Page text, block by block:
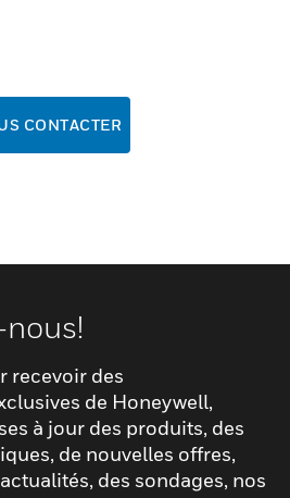
CONTACTER
recevoir des
de Honeywell,
à jour des produits, des
de nouvelles offres,
des sondages, nos